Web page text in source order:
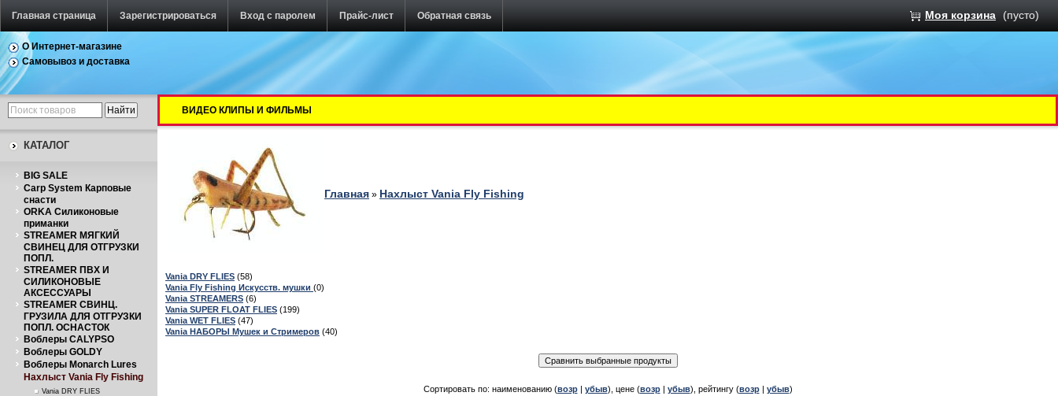
Главная страница Зарегистрироваться Вход с паролем Прайс-лист Обратная связь Моя корзина (пусто)
О Интернет-магазине
Самовывоз и доставка
КАТАЛОГ
BIG SALE
Carp System Карповые
снасти
ORKA Силиконовые
приманки
STREAMER МЯГКИЙ
СВИНЕЦ ДЛЯ ОТГРУЗКИ
ПОПЛ.
STREAMER ПВХ И
СИЛИКОНОВЫЕ
АКСЕССУАРЫ
STREAMER СВИНЦ.
ГРУЗИЛА ДЛЯ ОТГРУЗКИ
ПОПЛ. ОСНАСТОК
Воблеры CALYPSO
Воблеры GOLDY
Воблеры Monarch Lures
Нахлыст Vania Fly Fishing
Vania DRY FLIES
ВИДЕО КЛИПЫ И ФИЛЬМЫ
Главная » Нахлыст Vania Fly Fishing
Vania DRY FLIES (58)
Vania Fly Fishing Искусств. мушки (0)
Vania STREAMERS (6)
Vania SUPER FLOAT FLIES (199)
Vania WET FLIES (47)
Vania НАБОРЫ Мушек и Стримеров (40)
Сортировать по: наименованию (возр| убыв), цене (возр| убыв), рейтингу (возр| убыв)